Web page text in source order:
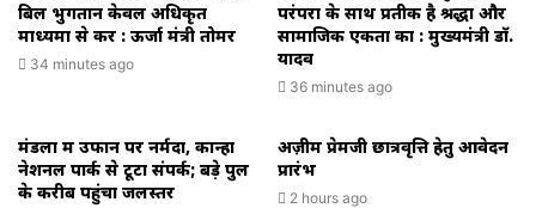
बिल भुगतान केवल अधिकृत
माध्यमों से करें : ऊर्जा मंत्री तोमर
34 minutes ago
परंपरा के साथ प्रतीक है श्रद्धा और
सामाजिक एकता का : मुख्यमंत्री डॉ.
यादव
36 minutes ago
मंडला में उफान पर नर्मदा, कान्हा
नेशनल पार्क से टूटा संपर्क; बड़े पुल
के करीब पहुंचा जलस्तर
अज़ीम प्रेमजी छात्रवृत्ति हेतु आवेदन
प्रारंभ
2 hours ago